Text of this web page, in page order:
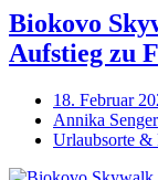
Biokovo
Aufstieg zu
18. Februar
Annika Senger
Urlaubsorte &